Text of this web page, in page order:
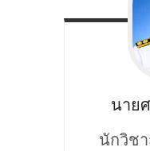
นาย
นักวิช